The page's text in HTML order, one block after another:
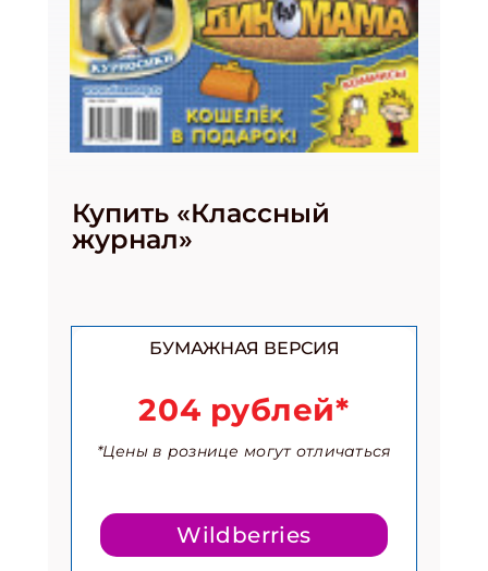
Купить «Классный
журнал»
БУМАЖНАЯ ВЕРСИЯ
204 рублей*
*Цены в рознице могут отличаться
Wildberries